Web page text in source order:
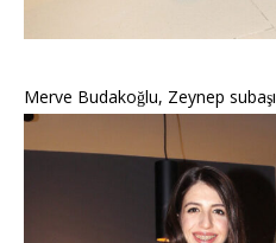
Merve Budakoğlu, Zeynep subaşı